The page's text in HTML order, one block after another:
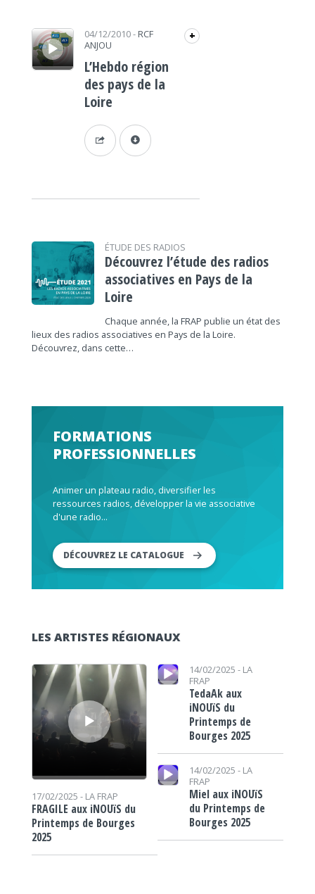
Lecteur audio 04/12/2010- RCF
ANJOU
+
L’Hebdo région
des pays de la
Loire
ÉTUDE DES RADIOS
Découvrez l’étude des radios
associatives en Pays de la
Loire
Chaque année, la FRAP publie un état des
lieux des radios associatives en Pays de la Loire.
Découvrez, dans cette…
FORMATIONS
PROFESSIONNELLES
Animer un plateau radio, diversifier les
ressources radios, développer la vie associative
d'une radio...
DÉCOUVREZ LE CATALOGUE
LES ARTISTES RÉGIONAUX
Lecteur audio
17/02/2025 - LA FRAP
FRAGILE aux iNOUïS du
Printemps de Bourges
2025
Lecteur audio 14/02/2025 - LA
FRAP
TedaAk aux
iNOUïS du
Printemps de
Bourges 2025
Lecteur audio
14/02/2025 - LA
FRAP
Miel aux iNOUïS
du Printemps de
Bourges 2025